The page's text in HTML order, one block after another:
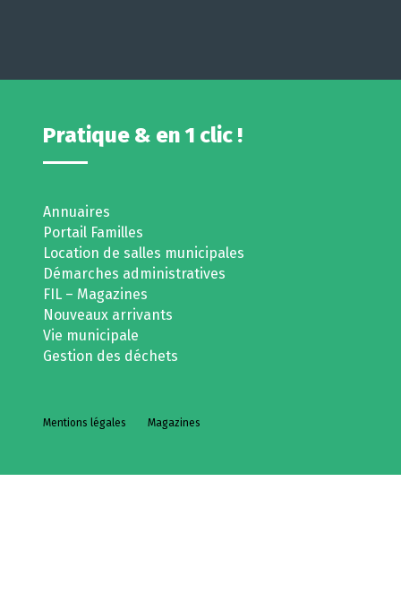
Pratique & en 1 clic !
Annuaires
Portail Familles
Location de salles municipales
Démarches administratives
FIL – Magazines
Nouveaux arrivants
Vie municipale
Gestion des déchets
Mentions légales Magazines